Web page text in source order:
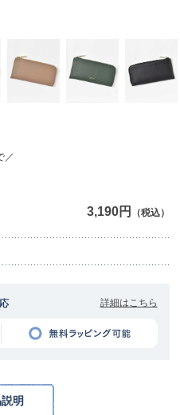
／
3,190円 （税込）
詳細はこちら
明